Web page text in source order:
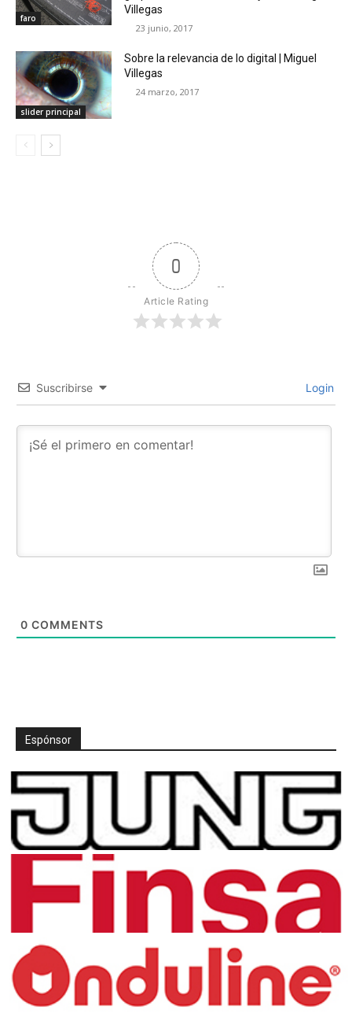
faro
Villegas
23 junio, 2017
slider principal
Sobre la relevancia de lo digital | Miguel
Villegas
24 marzo, 2017
0
Article Rating
Suscribirse Login
0 COMMENTS
Espónsor